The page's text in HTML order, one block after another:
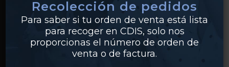
EMPRESA
Sobre Industrias Miller
Recolección de pedidos
Para saber si tu orden de venta está lista
para recoger en CDIS, solo nos
proporcionas el número de orden de
venta o de factura.